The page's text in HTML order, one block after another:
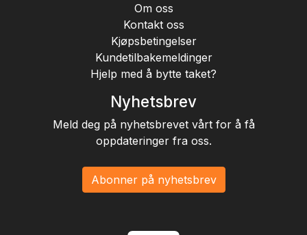
Om oss
Kontakt oss
Kjøpsbetingelser
Kundetilbakemeldinger
Hjelp med å bytte taket?
Nyhetsbrev
Meld deg på nyhetsbrevet vårt for å få
oppdateringer fra oss.
Abonner på nyhetsbrev